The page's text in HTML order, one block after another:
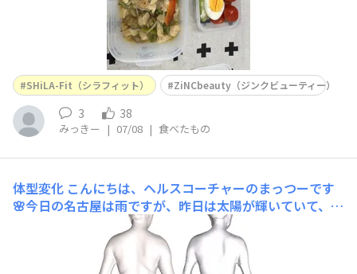
SHiLA-Fit（シラフィット） ZiNCbeauty（ジンクビューティー）
3 38
みっきー | 07/08 | 食べたもの
体型変化 こんにちは、ヘルスコーチャーのまっつーです
🌸今日の名古屋は雨ですが、昨日は太陽が輝いていて、本
格的に夏が始まるな～と感じておりました☀️みなさまは熱
中症などにならないよう、水分補給などしっかりしてくだ
さいね。さて、本日は久々に私の体型変化について投稿し